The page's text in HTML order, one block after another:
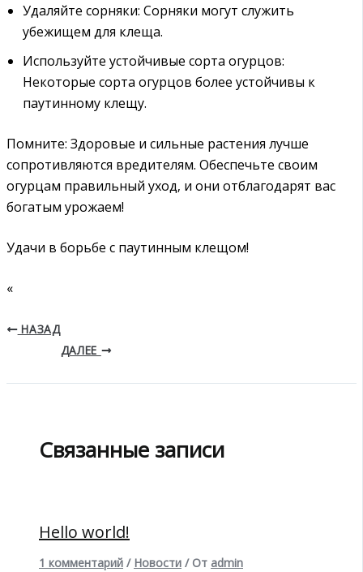
Удаляйте сорняки: Сорняки могут служить
убежищем для клеща.
Используйте устойчивые сорта огурцов:
Некоторые сорта огурцов более устойчивы к
паутинному клещу.
Помните: Здоровые и сильные растения лучше
сопротивляются вредителям. Обеспечьте своим
огурцам правильный уход‚ и они отблагодарят вас
богатым урожаем!
Удачи в борьбе с паутинным клещом!
«
НАЗАД
ДАЛЕЕ
Связанные записи
Hello world!
1 комментарий / Новости / От admin